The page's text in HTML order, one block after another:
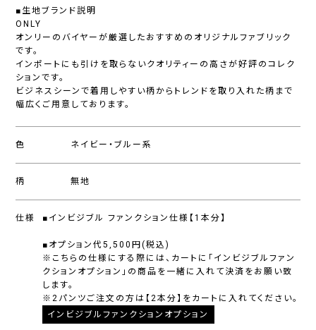
■生地ブランド説明
ONLY
オンリーのバイヤーが厳選したおすすめのオリジナルファブリック
です。
インポートにも引けを取らないクオリティーの高さが好評のコレク
ションです。
ビジネスシーンで着用しやすい柄からトレンドを取り入れた柄まで
幅広くご用意しております。
色 ネイビー・ブルー系
柄 無地
仕様 ■インビジブル ファンクション仕様【1本分】
■オプション代5,500円(税込)
※こちらの仕様にする際には、カートに「インビジブルファン
クションオプション」の商品を一緒に入れて決済をお願い致
します。
※2パンツご注文の方は【2本分】をカートに入れてください。
インビジブルファンクションオプション